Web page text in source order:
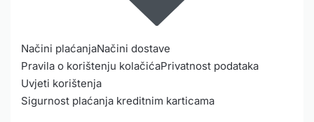
Načini plaćanjaNačini dostave
Pravila o korištenju kolačićaPrivatnost podataka
Uvjeti korištenja
Sigurnost plaćanja kreditnim karticama